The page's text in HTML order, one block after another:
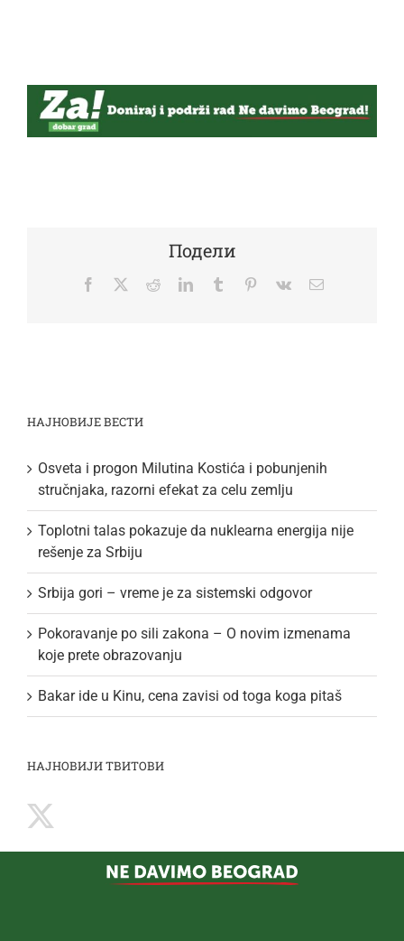
Подели
Facebook
TwitterRedditLinkedInTumblr Pinterest
Vk Email
НАЈНОВИЈЕ ВЕСТИ
Osveta i progon Milutina Kostića i pobunjenih
stručnjaka, razorni efekat za celu zemlju
Toplotni talas pokazuje da nuklearna energija nije
rešenje za Srbiju
Srbija gori – vreme je za sistemski odgovor
Pokoravanje po sili zakona – O novim izmenama
koje prete obrazovanju
Bakar ide u Kinu, cena zavisi od toga koga pitaš
НАЈНОВИЈИ ТВИТОВИ